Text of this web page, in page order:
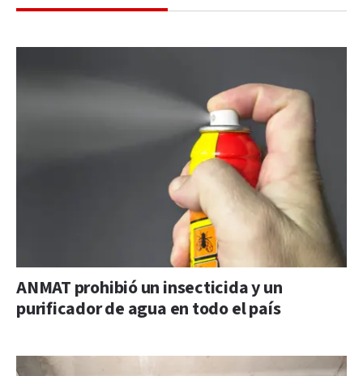
ANMAT prohibió un insecticida y un
purificador de agua en todo el país